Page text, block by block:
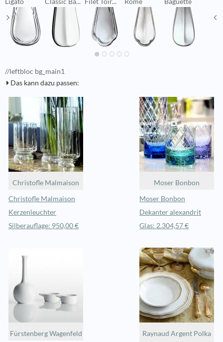
//leftbloc bg_main1
Das kann dazu passen:
Christofle Malmaison
Christofle Malmaison
Kerzenleuchter
Silberauflage: 950,00 €
Moser Bonbon
Moser Bonbon
Dekanter alexandrit
Glas: 2.304,57 €
Fürstenberg Wagenfeld
Raynaud Argent Polka